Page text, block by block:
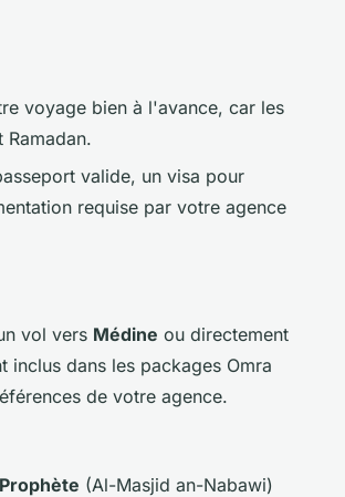
voyage bien à l'avance, car les
valide, un visa pour
requise par votre agence
vol vers Médine ou directement
inclus dans les packages Omra
de votre agence.
(Al-Masjid an-Nabawi)